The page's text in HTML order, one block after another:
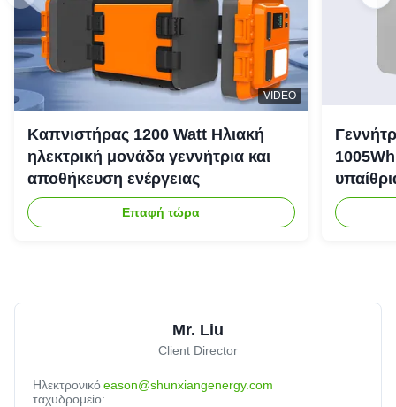
VIDEO
Καπνιστήρας 1200 Watt Ηλιακή
ηλεκτρική μονάδα γεννήτρια και
αποθήκευση ενέργειας
Επαφή τώρα
Mr. Liu
Client Director
Ηλεκτρονικό
ταχυδρομείο:
eason@shunxiangenergy.com